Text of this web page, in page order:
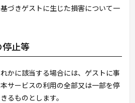
づきゲストに生じた損害について一
止等
かに該当する場合には、ゲストに事
サービスの利用の全部又は一部を停
るものとします。